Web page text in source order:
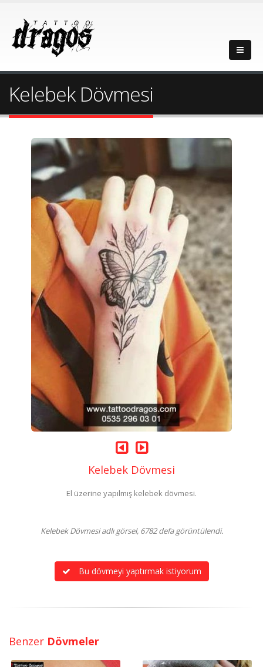
Kelebek Dövmesi
Kelebek Dövmesi
El üzerine yapılmış kelebek dövmesi.
Kelebek Dövmesi adlı görsel, 6782 defa görüntülendi.
Bu dövmeyi yaptırmak istiyorum
Benzer Dövmeler